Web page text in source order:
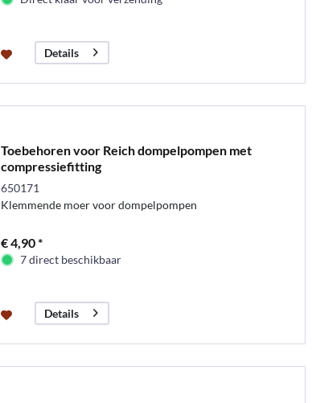
Details
Toebehoren voor Reich dompelpompen met
compressiefitting
650171
Klemmende moer voor dompelpompen
€ 4,90 *
7 direct beschikbaar
Details